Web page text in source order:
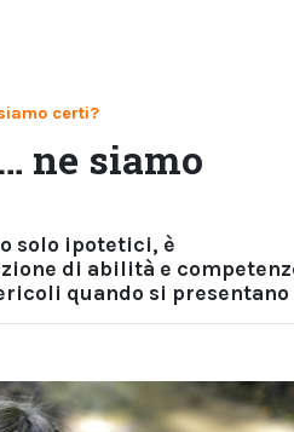
certi?
ne siamo
solo ipotetici, è
di abilità e
quando si presentano